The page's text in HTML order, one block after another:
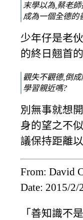
末學以為,蔡老
成為一個全德的
少年仔是老
的終日翹首
觀失不觀德,倒
學習親近嗎?
別無事就想
身的望之不
議保持距離
From: David
Date: 2015/2/
「善知識不